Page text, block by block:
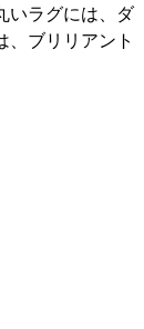
いラグには、ダ
ブリリアント